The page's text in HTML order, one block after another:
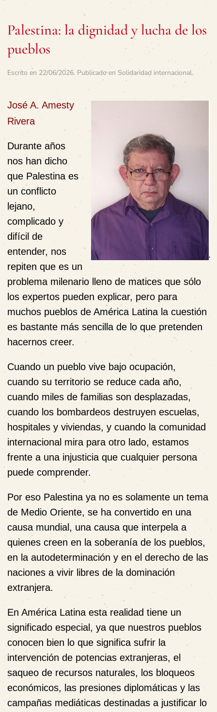
Palestina: la dignidad y lucha de los
pueblos
Escrito en 22/06/2026. Publicado en Solidaridad internacional.
José A. Amesty
Rivera
Durante años
nos han dicho
que Palestina es
un conflicto
lejano,
complicado y
difícil de
entender, nos
repiten que es un
problema milenario lleno de matices que sólo
los expertos pueden explicar, pero para
muchos pueblos de América Latina la cuestión
es bastante más sencilla de lo que pretenden
hacernos creer.
Cuando un pueblo vive bajo ocupación,
cuando su territorio se reduce cada año,
cuando miles de familias son desplazadas,
cuando los bombardeos destruyen escuelas,
hospitales y viviendas, y cuando la comunidad
internacional mira para otro lado, estamos
frente a una injusticia que cualquier persona
puede comprender.
Por eso Palestina ya no es solamente un tema
de Medio Oriente, se ha convertido en una
causa mundial, una causa que interpela a
quienes creen en la soberanía de los pueblos,
en la autodeterminación y en el derecho de las
naciones a vivir libres de la dominación
extranjera.
En América Latina esta realidad tiene un
significado especial, ya que nuestros pueblos
conocen bien lo que significa sufrir la
intervención de potencias extranjeras, el
saqueo de recursos naturales, los bloqueos
económicos, las presiones diplomáticas y las
campañas mediáticas destinadas a justificar lo